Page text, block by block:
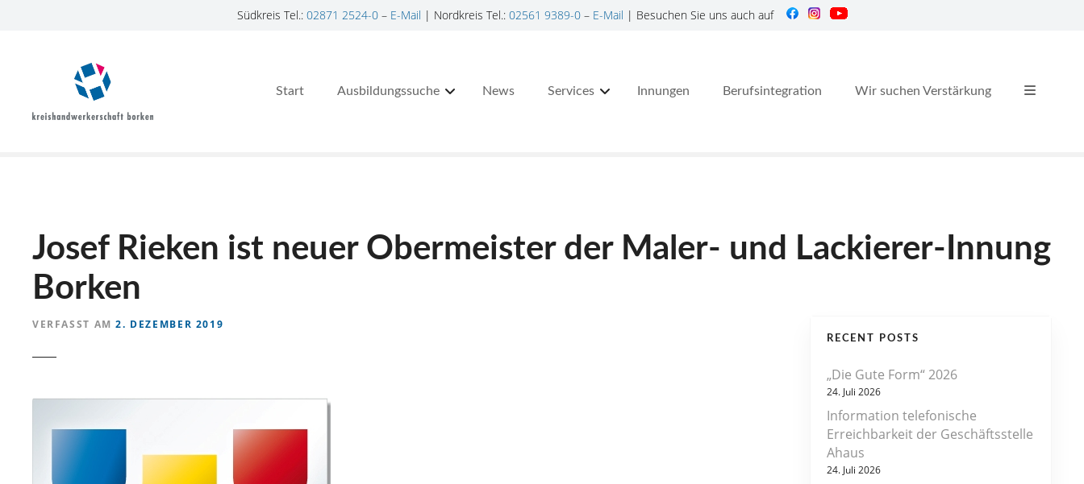
Südkreis Tel.: 02871 2524-0– E-Mail | Nordkreis Tel.: 02561 9389-0– E-Mail | Besuchen Sie uns auch auf
Start Ausbildungssuche News Services Innungen Berufsintegration Wir suchen Verstärkung
Josef Rieken ist neuer Obermeister der Maler- und Lackierer-Innung
Borken
VERFASST AM 2. DEZEMBER 2019
RECENT POSTS
„Die Gute Form“ 2026
24. Juli 2026
Information telefonische
Erreichbarkeit der Geschäftsstelle
Ahaus
24. Juli 2026